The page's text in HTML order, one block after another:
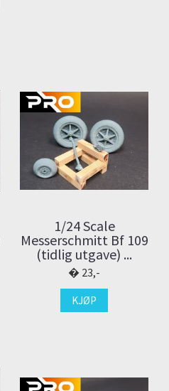
1/24 Scale
Messerschmitt Bf 109
(tidlig utgave) ...
23,-
KJØP